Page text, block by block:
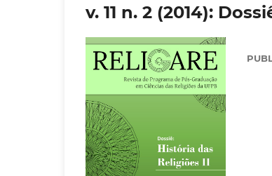
v. 11 n. 2 (2014):